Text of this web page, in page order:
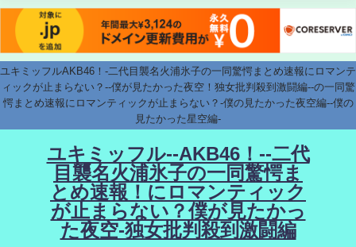
ユキミッフルAKB46！-二代目襲名火浦氷子の一同驚愕まとめ速報にロマンテ
ィックが止まらない？--僕が見たかった夜空！独女批判殺到激闘編--の一同驚
愕まとめ速報にロマンティックが止まらない？-僕の見たかった夜空編--僕の
見たかった星空編-
ユキミッフル--AKB46！--二代
目襲名火浦氷子の一同驚愕ま
とめ速報！にロマンティック
が止まらない？僕が見たかっ
た夜空-独女批判殺到激闘編